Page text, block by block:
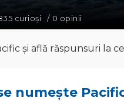
curioși / 0 opinii
și află răspunsuri la
numește